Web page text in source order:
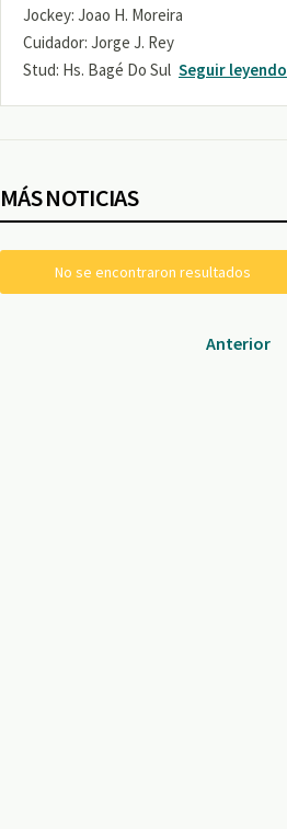
Jockey: Joao H. Moreira
Cuidador: Jorge J. Rey
Stud: Hs. Bagé Do Sul Seguir leyendo
MÁS NOTICIAS
No se encontraron resultados
Anterior